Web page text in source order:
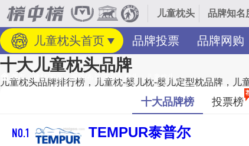
儿童枕头 品牌知名
儿童枕头首页 品牌投票 品牌网购
十大儿童枕头品牌
儿童枕头品牌排行榜，儿童枕-婴儿枕-婴儿定型枕品牌，儿
发布啦！居前十的
luolaikids、水星kids等，上榜儿童枕头十大品牌榜单和著名儿童枕
童枕头品牌主要属于商标分类的第20类（2013群组）。榜单更新时
首页 > 建材/家居 > 家纺/布艺/床品 > 枕头 > 儿童枕头
十大品牌榜 投票榜
NO.1 TEMPUR泰普尔